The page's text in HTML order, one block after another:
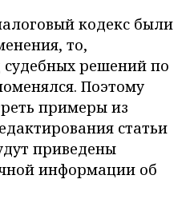
кодекс были
то,
судебных решений по
Поэтому
примеры из
статьи
приведены
информации об